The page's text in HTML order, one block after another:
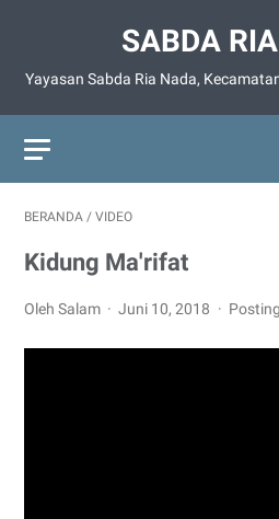
SABDA
Yayasan Sabda Ria Nada,
BERANDA / VIDEO
Kidung Ma'rifat
Oleh Salam Juni 10, 2018